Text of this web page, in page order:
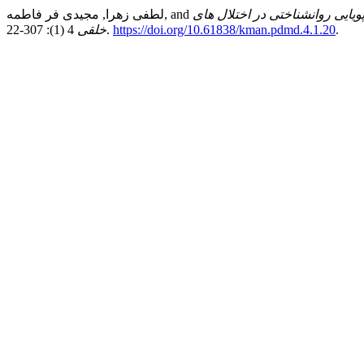
پویایی روانشناختی در اختلال های
خلقی4 (1): 307-22. https://doi.org/10.61838/kman.pdmd.4.1.20.